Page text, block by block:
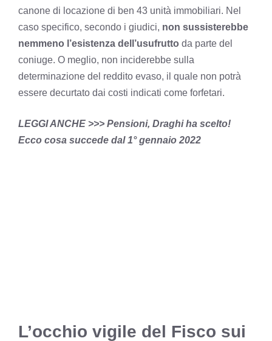
canone di locazione di ben 43 unità immobiliari. Nel
caso specifico, secondo i giudici, non sussisterebbe
nemmeno l’esistenza dell’usufrutto da parte del
coniuge. O meglio, non inciderebbe sulla
determinazione del reddito evaso, il quale non potrà
essere decurtato dai costi indicati come forfetari.
LEGGI ANCHE >>> Pensioni, Draghi ha scelto!
Ecco cosa succede dal 1° gennaio 2022
L’occhio vigile del Fisco sui